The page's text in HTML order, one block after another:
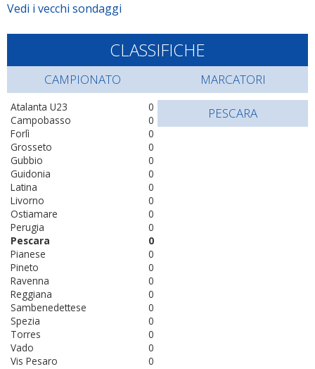
Vedi i vecchi sondaggi
CLASSIFICHE
CAMPIONATO
0
Atalanta U23
0
Campobasso
0
Forlì
0
Grosseto
0
Gubbio
0
Guidonia
0
Latina
0
Livorno
0
Ostiamare
0
Perugia
0
Pescara
0
Pianese
0
Pineto
0
Ravenna
0
Reggiana
0
Sambenedettese
0
Spezia
0
Torres
0
Vado
0
Vis Pesaro
MARCATORI
PESCARA